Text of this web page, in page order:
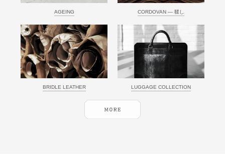
AGEING CORDOVAN ― 鞣し
BRIDLE LEATHER LUGGAGE COLLECTION